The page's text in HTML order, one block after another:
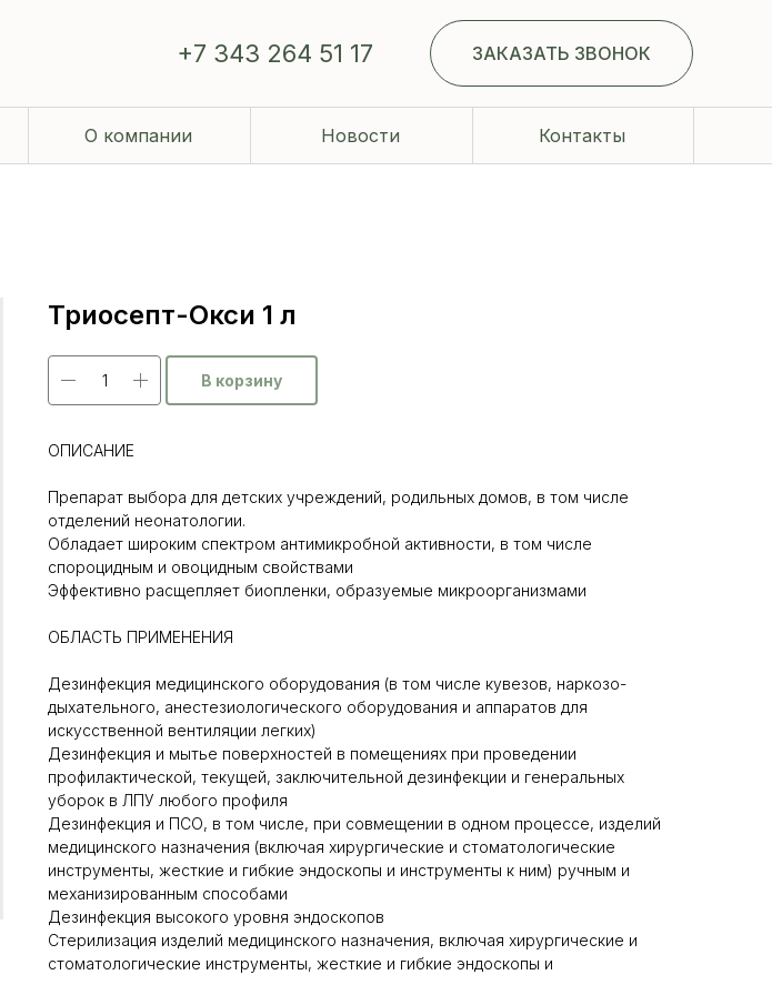
О компании Контакты
ЗАКАЗАТЬ ЗВОНОК
+7 343 264 51 17
Новости
Триосепт-Окси 1 л
В корзину
ОПИСАНИЕ
Препарат выбора для детских учреждений, родильных домов, в том числе
отделений неонатологии.
Обладает широким спектром антимикробной активности, в том числе
спороцидным и овоцидным свойствами
Эффективно расщепляет биопленки, образуемые микроорганизмами
ОБЛАСТЬ ПРИМЕНЕНИЯ
Дезинфекция медицинского оборудования (в том числе кувезов, наркозо-
дыхательного, анестезиологического оборудования и аппаратов для
искусственной вентиляции легких)
Дезинфекция и мытье поверхностей в помещениях при проведении
профилактической, текущей, заключительной дезинфекции и генеральных
уборок в ЛПУ любого профиля
Дезинфекция и ПСО, в том числе, при совмещении в одном процессе, изделий
медицинского назначения (включая хирургические и стоматологические
инструменты, жесткие и гибкие эндоскопы и инструменты к ним) ручным и
механизированным способами
Дезинфекция высокого уровня эндоскопов
Стерилизация изделий медицинского назначения, включая хирургические и
стоматологические инструменты, жесткие и гибкие эндоскопы и